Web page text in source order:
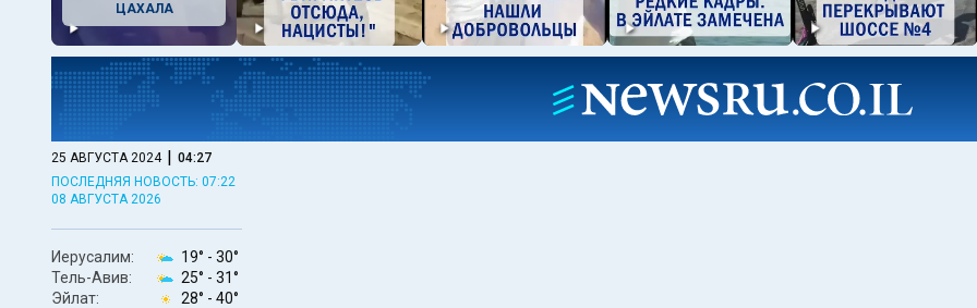
ЦАХАЛА
25 АВГУСТА 2024 | 04:27
ПОСЛЕДНЯЯ НОВОСТЬ: 07:22
08 АВГУСТА 2026
Иерусалим: 19° - 30°
Тель-Авив:
25° - 31°
Эйлат:
28° - 40°